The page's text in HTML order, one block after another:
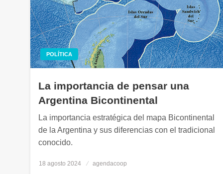
POLÍTICA
La importancia de pensar una
Argentina Bicontinental
La importancia estratégica del mapa Bicontinental
de la Argentina y sus diferencias con el tradicional
conocido.
Publicado
18 agosto 2024 agendacoop